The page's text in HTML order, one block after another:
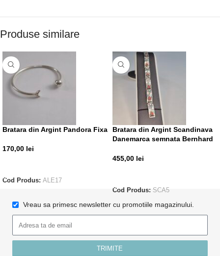
Produse similare
Bratara din Argint Pandora Fixa
170,00 lei
Cod Produs: ALE17
Bratara din Argint Scandinava
Danemarca semnata Bernhard
455,00 lei
Cod Produs: SCA5
Vreau sa primesc newsletter cu promotiile magazinului.
TRIMITE